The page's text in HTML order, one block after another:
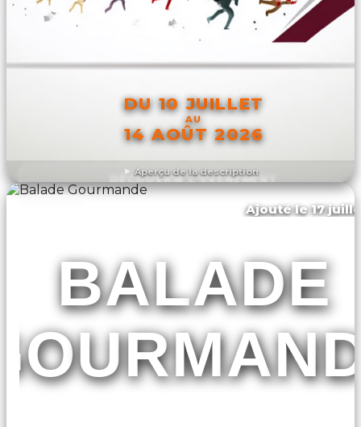
Aperçu de la description
DU 10 JUILLET
AU
14 AOÛT 2026
DÉCOUVRIR L'ÉVÉNEMENT
Ajouté le 17
BALADE